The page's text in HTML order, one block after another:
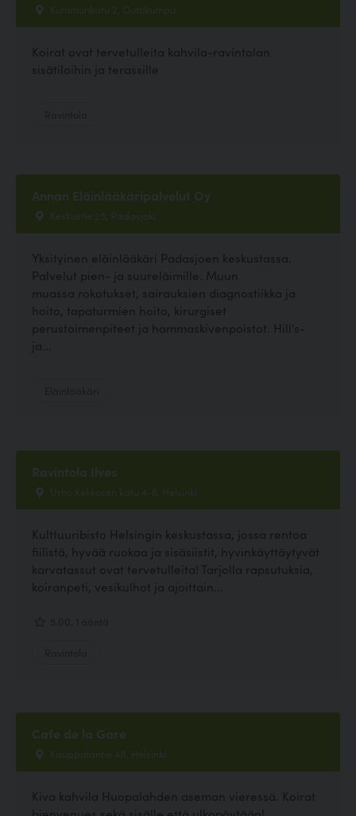
Kummunkatu 2, Outokumpu
Koirat ovat tervetulleita kahvila-ravintolan
sisätiloihin ja terassille
Annan Eläinlääkäripalvelut Oy
Keskustie 25, Padasjoki
Yksityinen eläinlääkäri Padasjoen keskustassa.
Palvelut pien- ja suureläimille. Muun
muassa rokotukset, sairauksien diagnostiikka ja
hoito, tapaturmien hoito, kirurgiset
perustoimenpiteet ja hammaskivenpoistot. Hill's-
ja...
Ravintola Ilves
Urho Kekkosen katu 4-6, Helsinki
Kulttuuribisto Helsingin keskustassa, jossa rentoa
fiilistä, hyvää ruokaa ja sisäsiistit, hyvinkäyttäytyvät
karvatassut ovat tervetulleita! Tarjolla rapsutuksia,
koiranpeti, vesikulhot ja ajoittain...
Cafe de la Gare
Kauppalantie 48, Helsinki
Kiva kahvila Huopalahden aseman vieressä. Koirat